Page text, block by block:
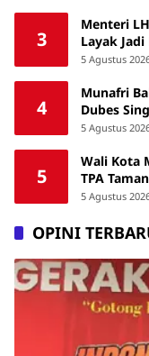
3
Menteri
Layak
5 Agustus
4
Munafri
Dubes
ASN
5 Agustus
5
Wali Kota
TPA
Persen
5 Agustus
OPINI